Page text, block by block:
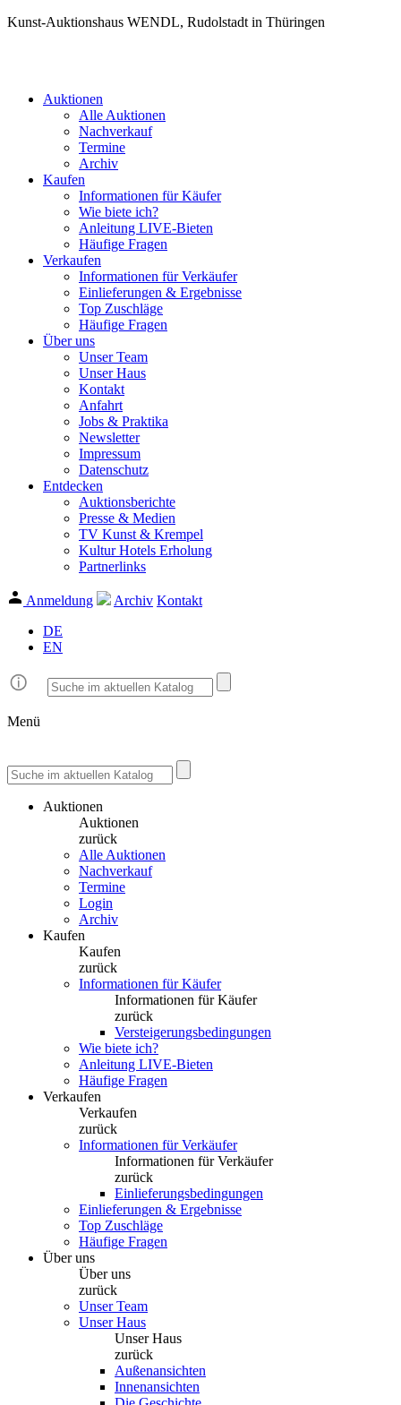
Kunst-Auktionshaus WENDL, Rudolstadt in Thüringen
Auktionen
Alle Auktionen
Nachverkauf
Termine
Archiv
Kaufen
Informationen für Käufer
Wie biete ich?
Anleitung LIVE-Bieten
Häufige Fragen
Verkaufen
Informationen für Verkäufer
Einlieferungen & Ergebnisse
Top Zuschläge
Häufige Fragen
Über uns
Unser Team
Unser Haus
Kontakt
Anfahrt
Jobs & Praktika
Newsletter
Impressum
Datenschutz
Entdecken
Auktionsberichte
Presse & Medien
TV Kunst & Krempel
Kultur Hotels Erholung
Partnerlinks
Anmeldung Archiv Kontakt
DE
EN
Menü
Auktionen
Auktionen
zurück
Alle Auktionen
Nachverkauf
Termine
Login
Archiv
Kaufen
Kaufen
zurück
Informationen für Käufer
Informationen für Käufer
zurück
Versteigerungsbedingungen
Wie biete ich?
Anleitung LIVE-Bieten
Häufige Fragen
Verkaufen
Verkaufen
zurück
Informationen für Verkäufer
Informationen für Verkäufer
zurück
Einlieferungsbedingungen
Einlieferungen & Ergebnisse
Top Zuschläge
Häufige Fragen
Über uns
Über uns
zurück
Unser Team
Unser Haus
Unser Haus
zurück
Außenansichten
Innenansichten